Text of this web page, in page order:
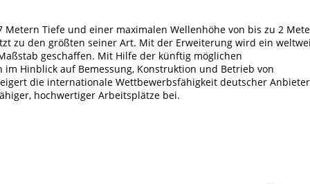
Metern Tiefe und einer maximalen Wellenhöhe von bis zu 2
zu den größten seiner Art. Mit der Erweiterung wird ein
geschaffen. Mit Hilfe der künftig möglichen
Hinblick auf Bemessung, Konstruktion und Betrieb von
die internationale Wettbewerbsfähigkeit deutscher Anbieter
hochwertiger Arbeitsplätze bei.